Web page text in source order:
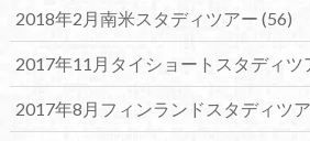
2018年2月南米スタディツアー (56)
2017年11月タイショートスタディツ
2017年8月フィンランドスタディツ